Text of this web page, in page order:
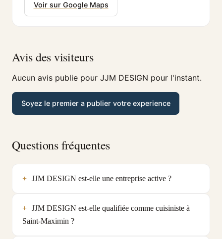
Voir sur Google Maps
Avis des visiteurs
Aucun avis publie pour JJM DESIGN pour l'instant.
Soyez le premier a publier votre experience
Questions fréquentes
JJM DESIGN est-elle une entreprise active ?
JJM DESIGN est-elle qualifiée comme cuisiniste à
Saint-Maximin ?